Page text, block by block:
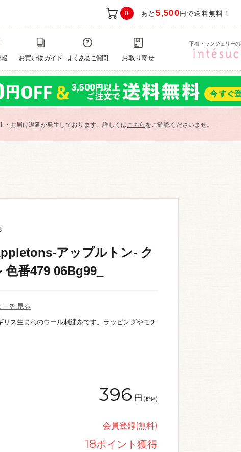
0 あと5,500 円で送料無料！
お買い物ガイド よくあるご質問 お取り寄せ
下着・ランジェリー
お届け遅延が発生しております。詳しくはこちら をご確認くださいませ。
アップルトン- ク
番479 06Bg99_
ーを見る
リス生まれのウール刺繍糸です。ラッピングやモチ
396 円 (税込)
会員登録(無料)
18ポイント獲得